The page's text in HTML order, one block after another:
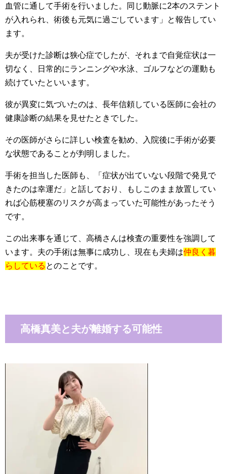
血管に通して手術を行いました。同じ動脈に2本のステント
が入れられ、術後も元気に過ごしています」と報告してい
ます。
夫が受けた診断は狭心症でしたが、それまで自覚症状は一
切なく、日常的にランニングや水泳、ゴルフなどの運動も
続けていたといいます。
彼が異変に気づいたのは、長年信頼している医師に会社の
健康診断の結果を見せたときでした。
その医師がさらに詳しい検査を勧め、入院後に手術が必要
な状態であることが判明しました。
手術を担当した医師も、「症状が出ていない段階で発見で
きたのは幸運だ」と話しており、もしこのまま放置してい
れば心筋梗塞のリスクが高まっていた可能性があったそう
です。
この出来事を通じて、高橋さんは検査の重要性を強調して
います。夫の手術は無事に成功し、現在も夫婦は仲良く暮
らしている とのことです。
高橋真美と夫が離婚する可能性